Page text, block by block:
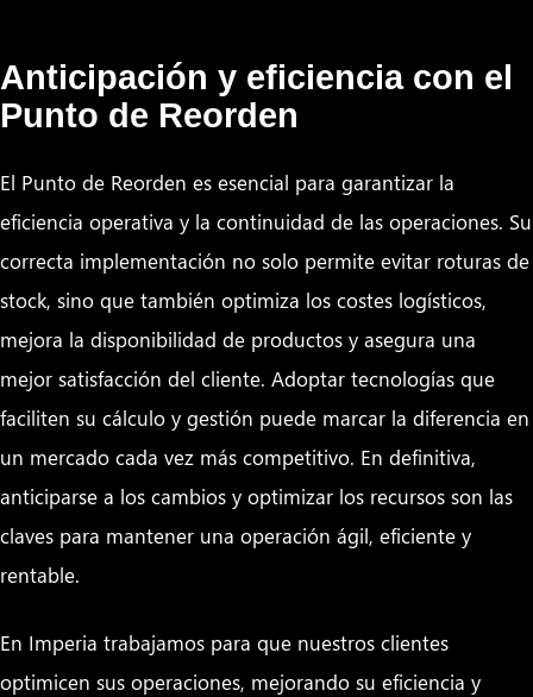
Anticipación y eficiencia con el
Punto de Reorden
El Punto de Reorden es esencial para garantizar la
eficiencia operativa y la continuidad de las operaciones. Su
correcta implementación no solo permite evitar roturas de
stock, sino que también optimiza los costes logísticos,
mejora la disponibilidad de productos y asegura una
mejor satisfacción del cliente. Adoptar tecnologías que
faciliten su cálculo y gestión puede marcar la diferencia en
un mercado cada vez más competitivo. En definitiva,
anticiparse a los cambios y optimizar los recursos son las
claves para mantener una operación ágil, eficiente y
rentable.
En Imperia trabajamos para que nuestros clientes
optimicen sus operaciones, mejorando su eficiencia y